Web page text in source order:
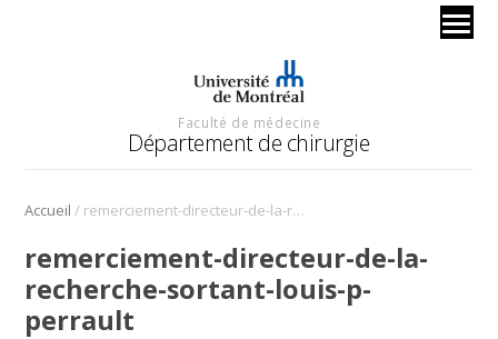
Faculté de médecine
Département de chirurgie
Accueil / remerciement-directeur-de-la-recherche-sortant-louis-p-perrault
remerciement-directeur-de-la-
recherche-sortant-louis-p-
perrault